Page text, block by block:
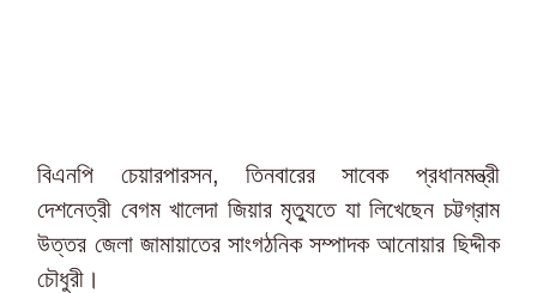
বিএনপি চেয়ারপারসন, তিনবারের সাবেক প্রধানমন্ত্রী
দেশনেত্রী বেগম খালেদা জিয়ার মৃত্যুতে যা লিখেছেন চট্টগ্রাম
উত্তর জেলা জামায়াতের সাংগঠনিক সম্পাদক আনোয়ার ছিদ্দীক
চৌধুরী।